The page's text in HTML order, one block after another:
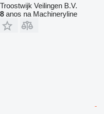
Troostwijk Veilingen B.V.
8 anos na Machineryline